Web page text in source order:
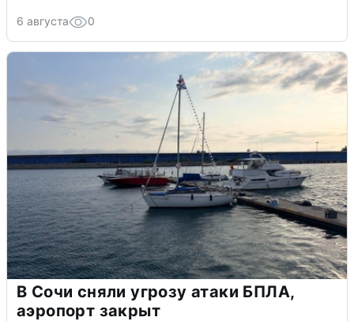
6 августа 0
В Сочи сняли угрозу атаки БПЛА,
аэропорт закрыт